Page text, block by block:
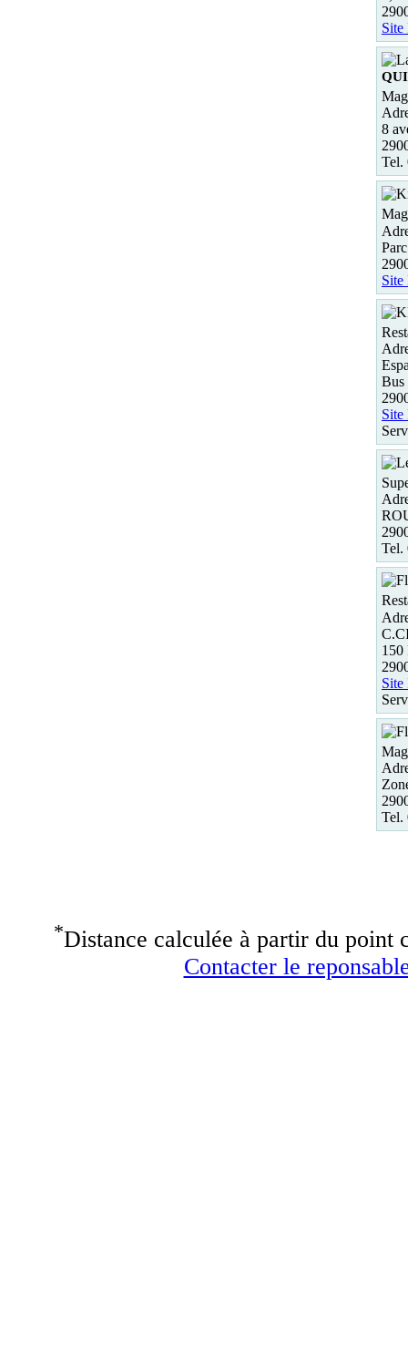
Site
8
Tel.
Site
Bus
Site
Tel.
150
Site
Tel.
*Distance calculée à partir du point
Contacter le